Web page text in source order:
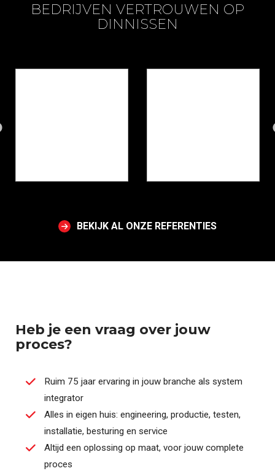
BEDRIJVEN VERTROUWEN OP
DINNISSEN
BEKIJK AL ONZE REFERENTIES
Heb je een vraag over jouw
proces?
Ruim 75 jaar ervaring in jouw branche als system
integrator
Alles in eigen huis: engineering, productie, testen,
installatie, besturing en service
Altijd een oplossing op maat, voor jouw complete
proces